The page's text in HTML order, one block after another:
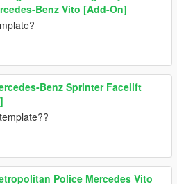
Benz Vito [Add-On]
Benz Sprinter Facelift
Police Mercedes Vito